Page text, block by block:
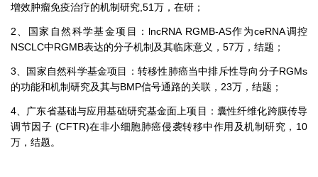
增效肿瘤免疫治疗的机制研究,51万，在研；
2、国家自然科学基金项目：lncRNA RGMB-AS作为ceRNA调控
NSCLC中RGMB表达的分子机制及其临床意义，57万，结题；
3、国家自然科学基金项目：转移性肺癌当中排斥性导向分子RGMs
的功能和机制研究及其与BMP信号通路的关联，23万，结题；
4、广东省基础与应用基础研究基金面上项目：囊性纤维化跨膜传导
调节因子 (CFTR)在非小细胞肺癌侵袭转移中作用及机制研究，10
万，结题。